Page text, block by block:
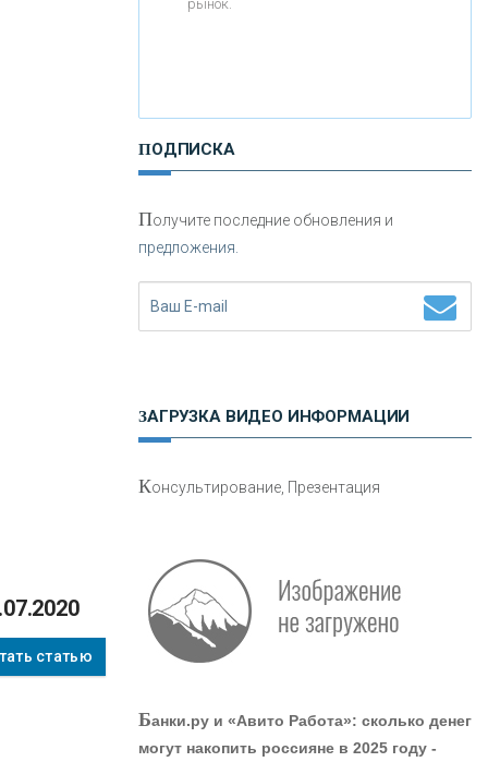
статью
КЛИРИНГОВЫЙ ЦЕНТР»
«ФК ОТКРЫТИЕ»
«ЗАПСИБКОМБАНК»
«ПРЕСС-СЛУЖБА ВТБ24»
«АВТОГРАДБАНК»
ОНАС
рынок.
ПОДПИСКА
Получите последние обновления и
предложения.
ЗАГРУЗКА ВИДЕО ИНФОРМАЦИИ
Консультирование, Презентация
Банки.ру и «Авито Работа»: сколько денег
могут накопить россияне в 2025 году -